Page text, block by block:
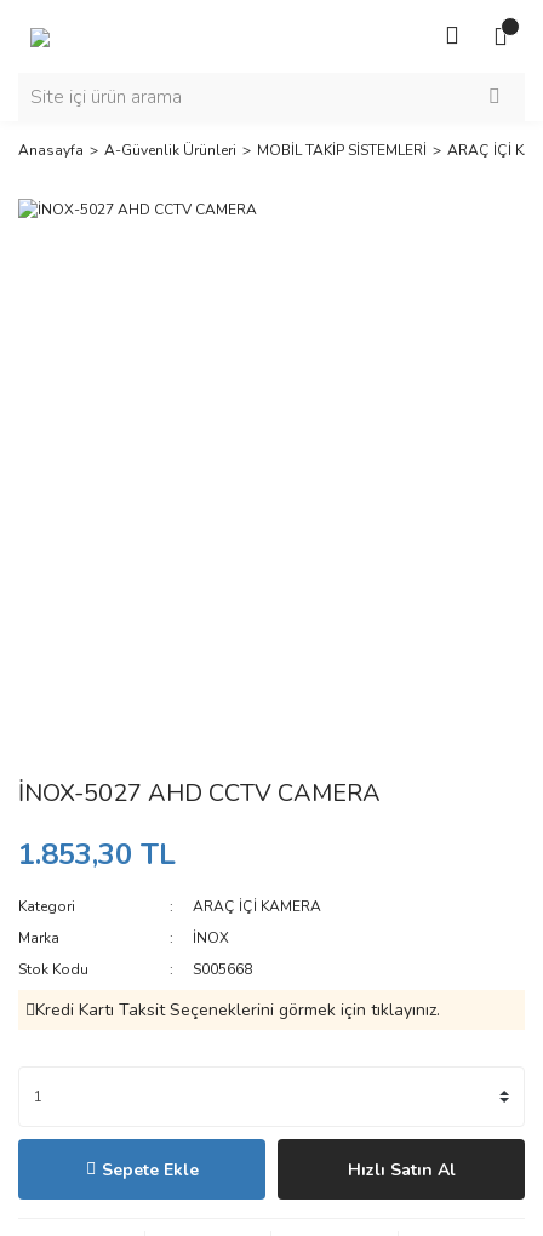
Anasayfa A-Güvenlik Ürünleri MOBİL TAKİP SİSTEMLERİ ARAÇ İÇİ
İNOX-5027 AHD CCTV CAMERA
1.853,30 TL
Kategori
ARAÇ İÇİ KAMERA
Marka
İNOX
Stok Kodu
S005668
Kredi Kartı Taksit Seçeneklerini görmek için tıklayınız.
Sepete Ekle Hızlı Satın Al